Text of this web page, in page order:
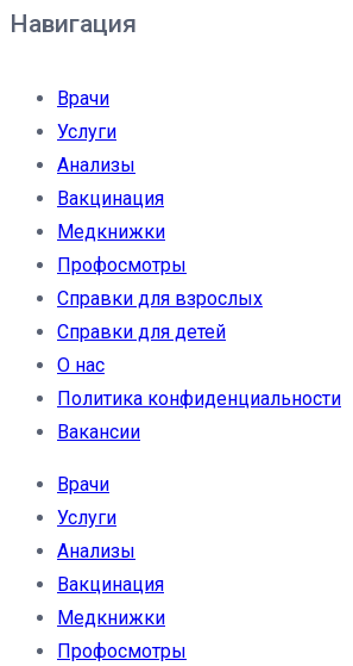
Навигация
Врачи
Услуги
Анализы
Вакцинация
Медкнижки
Профосмотры
Справки для взрослых
Справки для детей
О нас
Политика конфиденциальности
Вакансии
Врачи
Услуги
Анализы
Вакцинация
Медкнижки
Профосмотры